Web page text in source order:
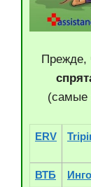
Прежде,
(самые
ERV
ВТБ